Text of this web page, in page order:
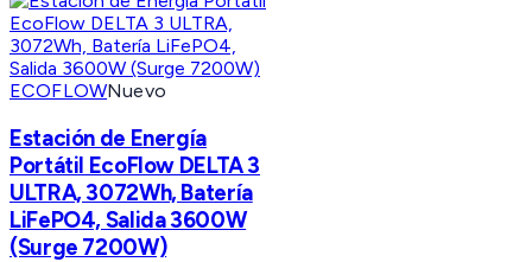
ECOFLOWNuevo
Estación de Energía
Portátil EcoFlow DELTA 3
ULTRA, 3072Wh, Batería
LiFePO4, Salida 3600W
(Surge 7200W)